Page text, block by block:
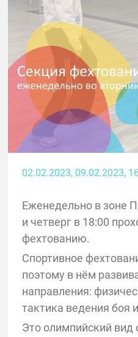
02.02.2023, 09.02.2023,
Еженедельно в зоне
и четверг в 18:00
фехтованию.
Спортивное
поэтому в нём
направления:
тактика ведения боя
Это олимпийский вид